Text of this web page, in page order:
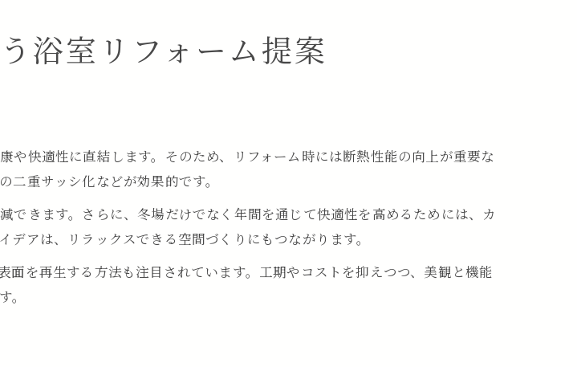
浴室リフォーム提案
快適性に直結します。そのため、リフォーム時には断熱性能の向上が重要な
重サッシ化などが効果的です。
きます。さらに、冬場だけでなく年間を通じて快適性を高めるためには、カ
アは、リラックスできる空間づくりにもつながります。
を再生する方法も注目されています。工期やコストを抑えつつ、美観と機能